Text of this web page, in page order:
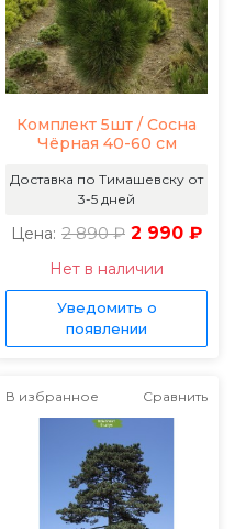
Комплект 5шт / Сосна
Чёрная 40-60 см
Доставка по Тимашевску от
3-5 дней
Цена: 2 890 ₽ 2 990 ₽
Нет в наличии
Уведомить о
появлении
В избранное Сравнить